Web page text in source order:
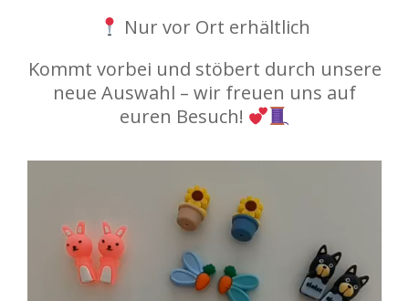
Nur vor Ort erhältlich
Kommt vorbei und stöbert durch unsere
neue Auswahl – wir freuen uns auf
euren Besuch!